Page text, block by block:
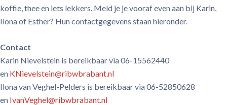
koffie, thee en iets lekkers. Meld je je vooraf even aan bij Karin,
Ilona of Esther? Hun contactgegevens staan hieronder.
Contact
Karin Nievelstein is bereikbaar via 06-15562440
en KNievelstein@ribwbrabant.nl
Ilona van Veghel-Pelders is bereikbaar via 06-52850628
en IvanVeghel@ribwbrabant.nl